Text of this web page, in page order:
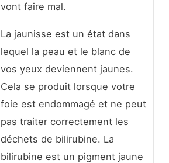
vont faire mal.
La jaunisse est un état dans
lequel la peau et le blanc de
vos yeux deviennent jaunes.
Cela se produit lorsque votre
foie est endommagé et ne peut
pas traiter correctement les
déchets de bilirubine. La
bilirubine est un pigment jaune